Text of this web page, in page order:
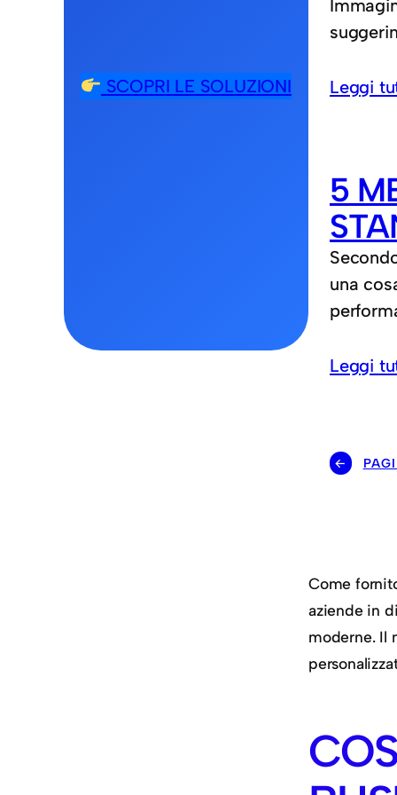
SCOPRI LE SOLUZIONI Leggi
5
una
Leggi
←
Come
aziende in
moderne. Il